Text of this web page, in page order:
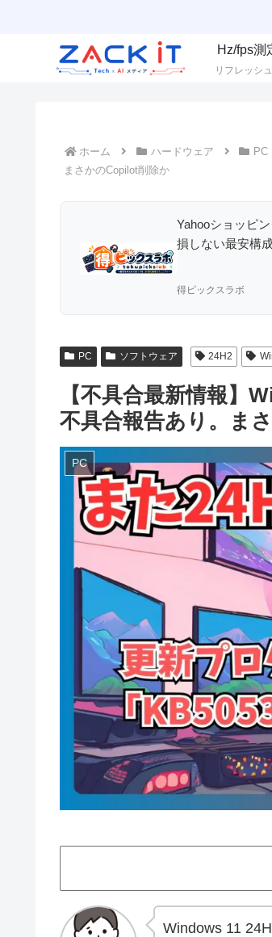
Hz/fps測
リフレッシ
ホーム ハードウェア PC
まさかのCopilot削除か
Yahooショッピ
損しない最安構
得ピックスラボ
PC ソフトウェア 24H2
【不具合最新情報】
不具合報告あり。ま
PC
Windows 11